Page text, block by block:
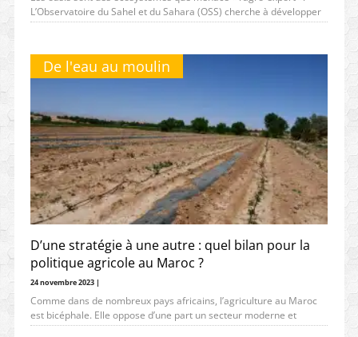
L’Observatoire du Sahel et du Sahara (OSS) cherche à développer
des innovations,
De l'eau au moulin
D’une stratégie à une autre : quel bilan pour la
politique agricole au Maroc ?
24 novembre 2023 |
Comme dans de nombreux pays africains, l’agriculture au Maroc
est bicéphale. Elle oppose d’une part un secteur moderne et
compétitif